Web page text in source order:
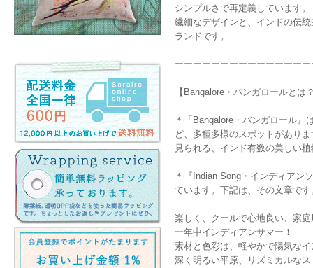
シンプルさで再定義しています
繊細なデザインと、インドの伝
ランドです。
ーーーーーーーーーーーーーー
【Bangalore・バンガロールと
＊「Bangalore・バンガロール
ど、多種多様のスポットがあり
見られる、インド有数の美しい
＊『Indian Song・インディアン
ています。下記は、その文章です
楽しく、クールで心地良い、家
一年中インディアンサマー！
素材と色彩は、軽やかで陽気な
深く明るい平原、リズミカルな